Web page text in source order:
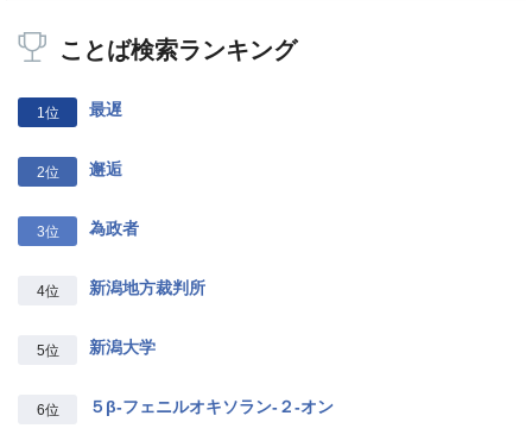
ことば検索ランキング
1位 最遅
2位 邂逅
3位 為政者
4位 新潟地方裁判所
5位 新潟大学
6位 ５β‐フェニルオキソラン‐２‐オン